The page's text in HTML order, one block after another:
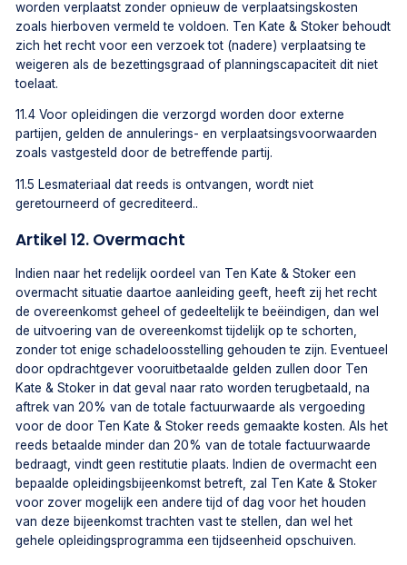
worden verplaatst zonder opnieuw de verplaatsingskosten
zoals hierboven vermeld te voldoen. Ten Kate & Stoker behoudt
zich het recht voor een verzoek tot (nadere) verplaatsing te
weigeren als de bezettingsgraad of planningscapaciteit dit niet
toelaat.
11.4 Voor opleidingen die verzorgd worden door externe
partijen, gelden de annulerings- en verplaatsingsvoorwaarden
zoals vastgesteld door de betreffende partij.
11.5 Lesmateriaal dat reeds is ontvangen, wordt niet
geretourneerd of gecrediteerd..
Artikel 12. Overmacht
Indien naar het redelijk oordeel van Ten Kate & Stoker een
overmacht situatie daartoe aanleiding geeft, heeft zij het recht
de overeenkomst geheel of gedeeltelijk te beëindigen, dan wel
de uitvoering van de overeenkomst tijdelijk op te schorten,
zonder tot enige schadeloosstelling gehouden te zijn. Eventueel
door opdrachtgever vooruitbetaalde gelden zullen door Ten
Kate & Stoker in dat geval naar rato worden terugbetaald, na
aftrek van 20% van de totale factuurwaarde als vergoeding
voor de door Ten Kate & Stoker reeds gemaakte kosten. Als het
reeds betaalde minder dan 20% van de totale factuurwaarde
bedraagt, vindt geen restitutie plaats. Indien de overmacht een
bepaalde opleidingsbijeenkomst betreft, zal Ten Kate & Stoker
voor zover mogelijk een andere tijd of dag voor het houden
van deze bijeenkomst trachten vast te stellen, dan wel het
gehele opleidingsprogramma een tijdseenheid opschuiven.